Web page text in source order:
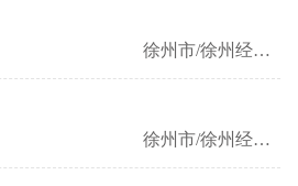
徐州市/徐州经济技术开发区
徐州市/徐州经济技术开发区